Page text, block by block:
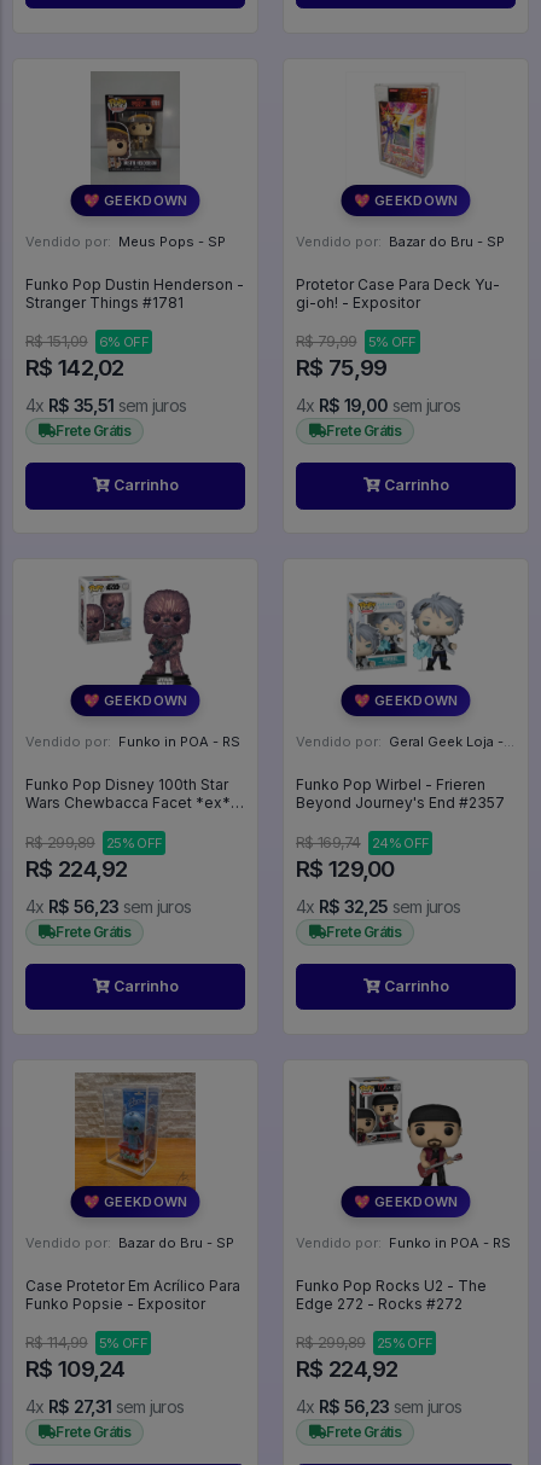
💖 GEEKDOWN
Vendido por: Meus Pops - SP
Funko Pop Dustin Henderson -
Stranger Things #1781
R$ 151,09 6% OFF
R$ 142,02
4x R$ 35,51 sem juros
Frete Grátis
Carrinho
💖 GEEKDOWN
Vendido por: Bazar do Bru - SP
Protetor Case Para Deck Yu-
gi-oh! - Expositor
R$ 79,99 5% OFF
R$ 75,99
4x R$ 19,00 sem juros
Frete Grátis
Carrinho
💖 GEEKDOWN
Vendido por: Funko in POA - RS
Funko Pop Disney 100th Star
Wars Chewbacca Facet *ex*
R$ 299,89
25% OFF
R$ 224,92
4x R$ 56,23 sem juros
Frete Grátis
Carrinho
💖 GEEKDOWN
Vendido por: Geral Geek Loja - SP
Funko Pop Wirbel - Frieren
Beyond Journey's End #2357
R$ 169,74 24% OFF
R$ 129,00
4x R$ 32,25 sem juros
Frete Grátis
Carrinho
💖 GEEKDOWN
Vendido por: Bazar do Bru - SP
Case Protetor Em Acrílico Para
Funko Popsie - Expositor
R$ 114,99 5% OFF
R$ 109,24
4x R$ 27,31 sem juros
Frete Grátis
💖 GEEKDOWN
Vendido por: Funko in POA - RS
Funko Pop Rocks U2 - The
Edge 272 - Rocks #272
R$ 299,89 25% OFF
R$ 224,92
4x R$ 56,23 sem juros
Frete Grátis